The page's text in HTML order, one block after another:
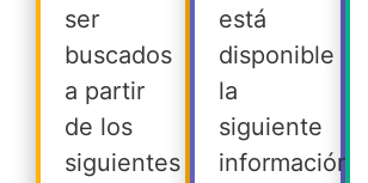
ser
buscados
a partir
de los
siguientes
está
disponible
la
siguiente
información: